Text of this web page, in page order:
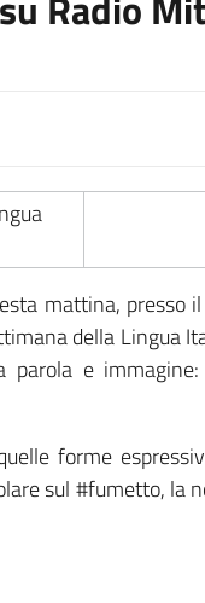
mattina, presso
della Lingua
e
forme
sul #fumetto, la